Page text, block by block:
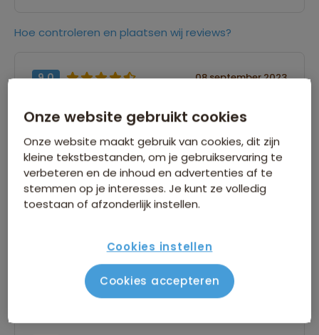
Hoe controleren en plaatsen wij reviews?
9,0 08 september 2023
natuur, heel mooie wandelingen, fijn land”
9,0 08 september 2023
“Mooi landschap, bergachtig (wel zware
tochten), leuke accomodaties op speciale
Onze website gebruikt cookies
Onze website maakt gebruik van cookies, dit zijn
kleine tekstbestanden, om je gebruikservaring te
verbeteren en de inhoud en advertenties af te
stemmen op je interesses. Je kunt ze volledig
toestaan of afzonderlijk instellen.
Cookies instellen
Cookies accepteren